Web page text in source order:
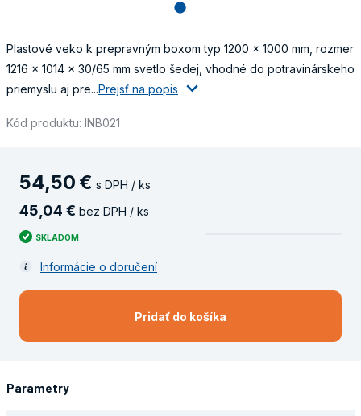
lens
Plastové veko k prepravným boxom typ 1200 x 1000 mm, rozmer
1216 x 1014 x 30/65 mm svetlo šedej, vhodné do potravinárskeho
priemyslu aj pre...Prejsť na popis
Kód produktu: INB021
54,50 € s DPH / ks
45 04 € bez DPH / ks
SKLADOM
Informácie o doručení
Pridať do košíka
Parametry